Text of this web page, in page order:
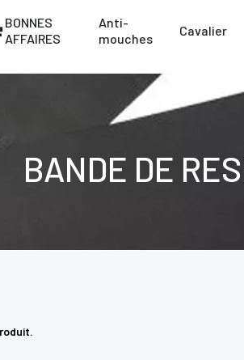
BONNES
AFFAIRES
Anti-
mouches
Cavalier
BANDE DE